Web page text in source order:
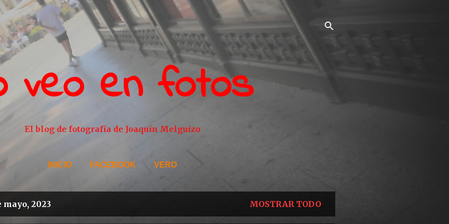
Ir al contenido principal
veo en fotos
El blog de fotografía de Joaquín Melguizo
INICIO FACEBOOK VERO
2023 MOSTRAR TODO